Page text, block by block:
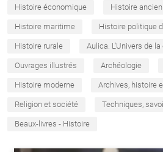
Histoire économique Histoire
Histoire maritime Histoire politique
Histoire rurale Aulica. L'Univers de la
Ouvrages illustrés Archéologie
Histoire moderne Archives, histoire
Religion et société Techniques,
Beaux-livres - Histoire